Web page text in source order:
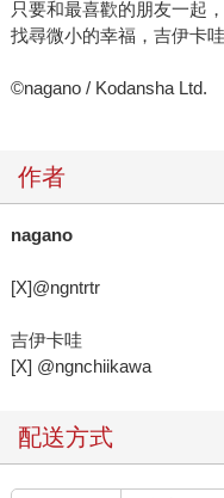
只要和最喜歡的朋友一起
找尋微小的幸福，吉伊卡
©nagano / Kodansha Ltd.
作者
nagano
[X]@ngntrtr
吉伊卡哇
[X] @ngnchiikawa
配送方式